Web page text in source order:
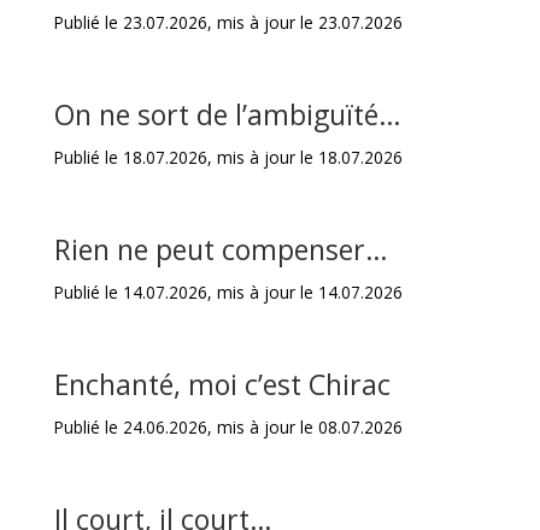
Publié le 23.07.2026, mis à jour le 23.07.2026
On ne sort de l’ambiguïté…
Publié le 18.07.2026, mis à jour le 18.07.2026
Rien ne peut compenser…
Publié le 14.07.2026, mis à jour le 14.07.2026
Enchanté, moi c’est Chirac
Publié le 24.06.2026, mis à jour le 08.07.2026
Il court, il court…